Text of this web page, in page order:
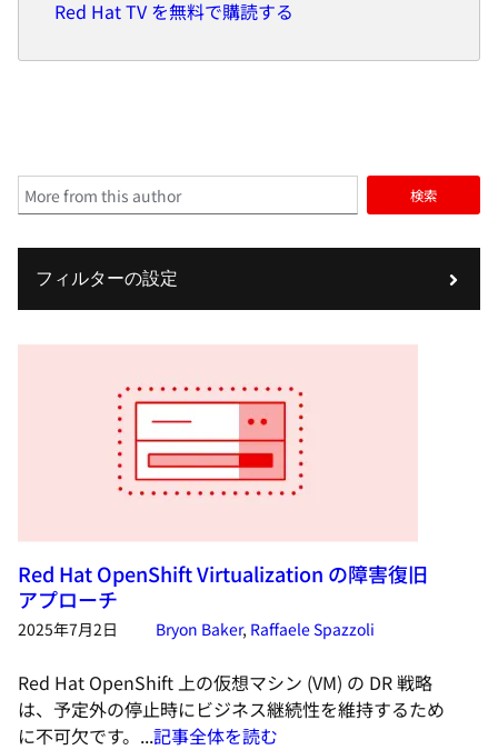
development platforms (IDP).
Red Hat TV を無料で購読する
検索
フィルターの設定
Red Hat OpenShift Virtualization の障害復旧
アプローチ
2025年7月2日 Bryon Baker, Raffaele Spazzoli
Red Hat OpenShift 上の仮想マシン (VM) の DR 戦略
は、予定外の停止時にビジネス継続性を維持するため
に不可欠です。...記事全体を読む